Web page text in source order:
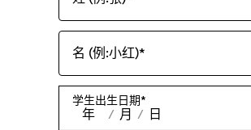
名 (例:小红)*
学生出生日期*
年 / 月 / 日